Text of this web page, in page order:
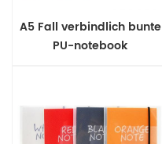
A5 Fall verbindlich bunte
PU-notebook